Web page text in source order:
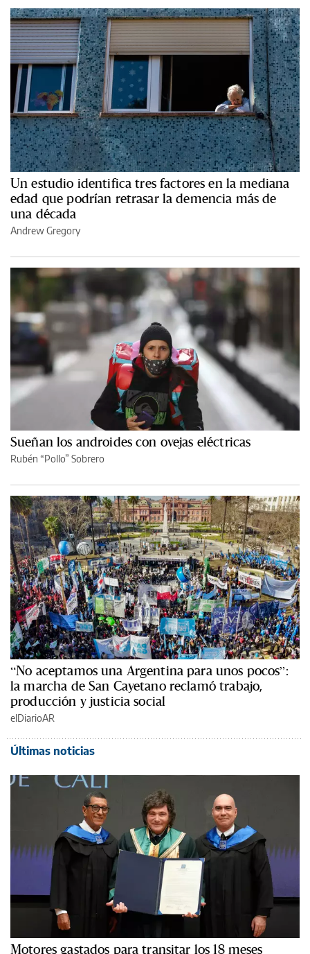
Un estudio identifica tres factores en la mediana
edad que podrían retrasar la demencia más de
una década
Andrew Gregory
Sueñan los androides con ovejas eléctricas
Rubén “Pollo” Sobrero
“No aceptamos una Argentina para unos pocos”:
la marcha de San Cayetano reclamó trabajo,
producción y justicia social
elDiarioAR
Últimas noticias
Motores gastados para transitar los 18 meses